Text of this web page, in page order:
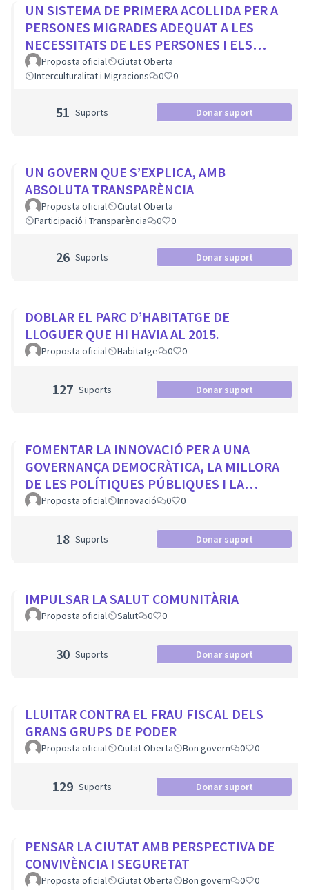
UN SISTEMA DE PRIMERA ACOLLIDA PER A
PERSONES MIGRADES ADEQUAT A LES
NECESSITATS DE LES PERSONES I ELS
MUNICIPIS
Proposta oficial
Ciutat Oberta
Interculturalitat i Migracions
0 0
51 Suports Donar suport
UN GOVERN QUE S’EXPLICA, AMB
ABSOLUTA TRANSPARÈNCIA
Proposta oficial
Ciutat Oberta
Participació i Transparència
0 0
26 Suports Donar suport
DOBLAR EL PARC D’HABITATGE DE
LLOGUER QUE HI HAVIA AL 2015.
Proposta oficial Habitatge 0 0
127 Suports Donar suport
FOMENTAR LA INNOVACIÓ PER A UNA
GOVERNANÇA DEMOCRÀTICA, LA MILLORA
DE LES POLÍTIQUES PÚBLIQUES I LA
TRANSFORMACIÓ SOCIAL
Proposta oficial Innovació 0 0
18 Suports Donar suport
IMPULSAR LA SALUT COMUNITÀRIA
Proposta oficial Salut 0 0
30 Suports Donar suport
LLUITAR CONTRA EL FRAU FISCAL DELS
GRANS GRUPS DE PODER
Proposta oficial Ciutat Oberta Bon govern 0 0
129 Suports Donar suport
PENSAR LA CIUTAT AMB PERSPECTIVA DE
CONVIVÈNCIA I SEGURETAT
Proposta oficial Ciutat Oberta Bon govern 0 0